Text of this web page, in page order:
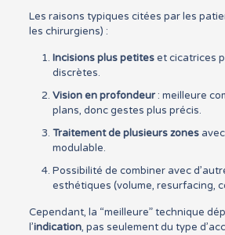
Les raisons typiques citées par les
les chirurgiens) :
Incisions plus petiteset cicatrices
discrètes.
Vision en profondeur: meilleure
plans, donc gestes plus précis.
Traitement de plusieurs zones
modulable.
Possibilité de combiner avec
esthétiques (volume, resurfacing,
Cependant, la “meilleure” technique
l’indication, pas seulement du type